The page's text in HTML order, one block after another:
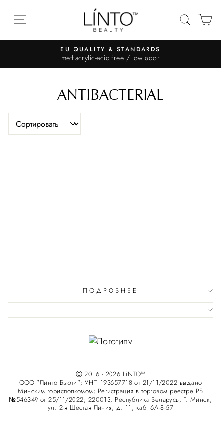
EU QUALITY & STANDARDS
methacrylic-acid free / low odor
ANTIBACTERIAL
ПОДРОБНЕЕ
Ⓒ 2016 - 2026 LiNTO™
ООО "Линто Бьюти"; УНП 193657718 от 21/11/2022 выдано
Минским горисполкомом; Регистрация в торговом реестре РБ
№546349 от 25/11/2022; 220013, Республика Беларусь, Г. Минск,
ул. 2-я Шестая Линия, д. 11, каб. 6А-8-57